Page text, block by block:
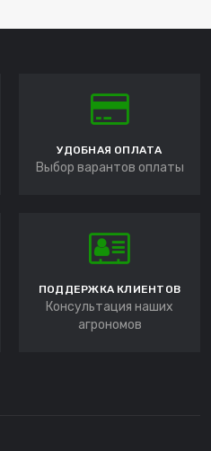
УДОБНАЯ ОПЛАТА
Выбор варантов оплаты
ПОДДЕРЖКА КЛИЕНТОВ
Консультация наших
агрономов